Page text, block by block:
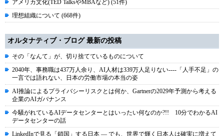
アメリカ文化(TED TalksやMBAなど) (51件)
理想組織について (668件)
オルタナティブ・ブログ 最新の投稿
その「なんて」が、切り捨てているものについて
2040年、事務職は437万人余り、AI人材は339万人足りない----「人手不足」の
一言では語れない、日本の労働市場の本当の姿
AI推論によるプライバシーリスクとは何か、Gartnerの2029年予測から考える
企業のAIガバナンス
今騒がれているAIデータセンターとはいったい何なのか?!! 10分でわかるAI
データセンターの話
LinkedInで見る「鎖国」する日本 ― でも、世界で輝く日本人は確実に増えて